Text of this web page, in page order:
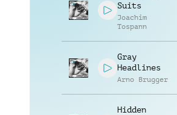
Suits
Joachim
Tospann
Gray
Headlines
Arno Brugger
Hidden